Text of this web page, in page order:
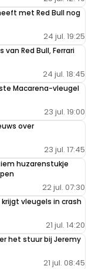
met Red Bull nog
24 jul. 19:25
Red Bull, Ferrari
24 jul. 18:45
Macarena-vleugel
23 jul. 19:00
over
23 jul. 17:45
huzarenstukje
22 jul. 07:30
vleugels in crash
21 jul. 14:20
het stuur bij Jeremy
21 jul. 08:45